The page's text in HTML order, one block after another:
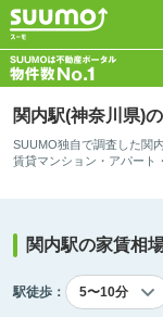
関内駅(神奈川県)
SUUMO独自で調査した関
賃貸マンション・アパート
関内駅の家賃相
駅徒歩：